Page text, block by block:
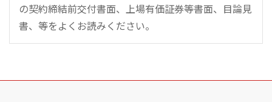
の契約締結前交付書面、上場有価証券等書面、目論見
書、等をよくお読みください。
こ